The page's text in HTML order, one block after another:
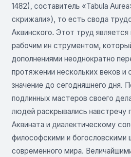
1482), составитель «Tabula
скрижали»), то есть свода
Аквинского. Этот труд
рабочим ин струментом,
дополнениями неоднократно
протяжении нескольких веков и
значение до сегодняшнего дня.
подлинных мастеров своего
людей раскрывались навстречу
Аквината и диалектическому
философскими и богословскими
современного мира.